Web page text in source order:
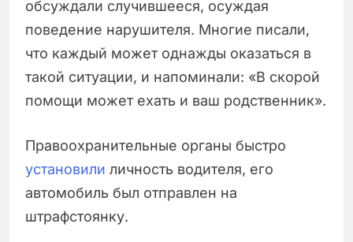
обсуждали случившееся, осуждая
поведение нарушителя. Многие писали,
что каждый может однажды оказаться в
такой ситуации, и напоминали: «В скорой
помощи может ехать и ваш родственник».
Правоохранительные органы быстро
установили личность водителя, его
автомобиль был отправлен на
штрафстоянку.